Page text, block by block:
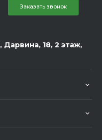
Заказать звонок
Дарвина, 18, 2 этаж,